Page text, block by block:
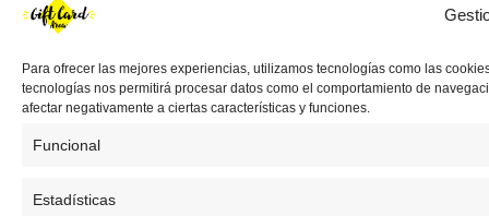
Para ofrecer las mejores experiencias, utilizamos tecnologías como las
tecnologías nos permitirá procesar datos como el comportamiento de
afectar negativamente a ciertas características y funciones.
Funcional
Estadísticas